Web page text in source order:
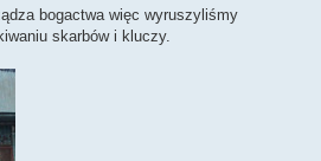
bogactwa więc wyruszyliśmy
skarbów i kluczy.